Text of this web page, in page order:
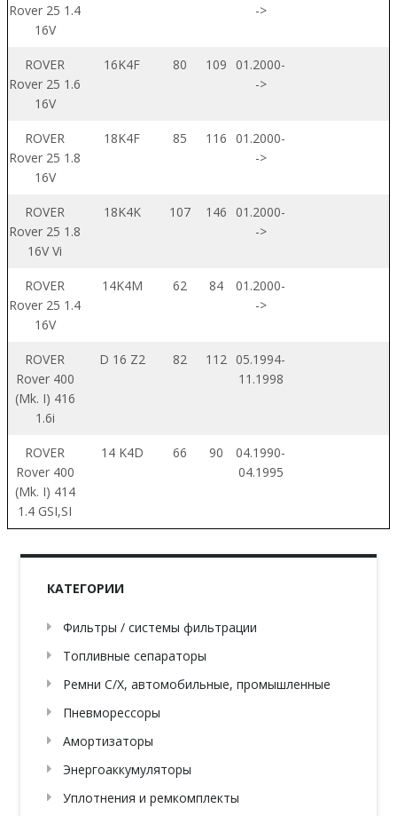
Rover 25 1.4
16V
->
ROVER
Rover 25 1.6
16V
16K4F 80 109
01.2000-
->
ROVER
Rover 25 1.8
16V
18K4F 85 116 01.2000-
->
ROVER
Rover 25 1.8
16V Vi
18K4K 107 146
01.2000-
->
ROVER
Rover 25 1.4
16V
14K4M 62 84
01.2000-
->
ROVER
Rover 400
(Mk. I) 416
1.6i
D 16 Z2 82 112
05.1994-
11.1998
ROVER
Rover 400
(Mk. I) 414
1.4 GSI,SI
14 K4D 66 90
04.1990-
04.1995
КАТЕГОРИИ
Фильтры / системы фильтрации
Топливные сепараторы
Ремни С/Х, автомобильные, промышленные
Пневморессоры
Амортизаторы
Энергоаккумуляторы
Уплотнения и ремкомплекты